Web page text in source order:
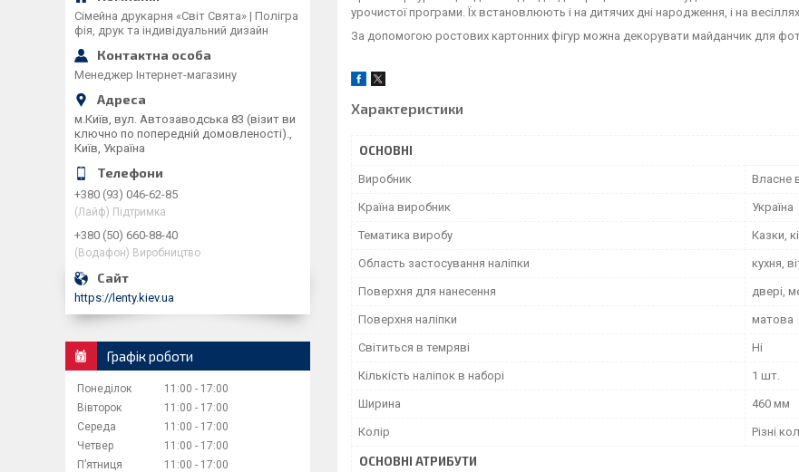
урочистої програми. Їх встановлюють і на дитячих дні народження, і на
За допомогою ростових картонних фігур можна декорувати майданчик для
Характеристики
ОСНОВНІ
Виробник Власне
Країна виробник Україна
Тематика виробу Казки,
Область застосування наліпки кухня,
Поверхня для нанесення двері,
Поверхня наліпки матова
Світиться в темряві Ні
Кількість наліпок в наборі 1 шт.
Ширина 460 мм
Колір Різні
ОСНОВНІ АТРИБУТИ
Сімейна друкарня «Світ Свята» | Полігра
фія, друк та індивідуальний дизайн
Менеджер Інтернет-магазину
м.Київ, вул. Автозаводська 83 (візит ви
ключно по попередній домовленості).,
Київ, Україна
+380 (93) 046-62-85
(Лайф) Підтримка
+380 (50) 660-88-40
(Водафон) Виробництво
https://lenty.kiev.ua
Графік роботи
Понеділок 11:00
17:00
Вівторок
11:00
17:00
Середа
11:00
17:00
Четвер
11:00
17:00
Пʼятниця
11:00
17:00